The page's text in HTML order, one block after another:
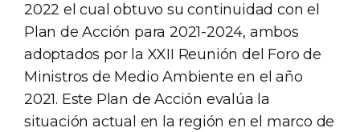
2022 el cual obtuvo su continuidad con el
Plan de Acción para 2021-2024, ambos
adoptados por la XXII Reunión del Foro de
Ministros de Medio Ambiente en el año
2021. Este Plan de Acción evalúa la
situación actual en la región en el marco de